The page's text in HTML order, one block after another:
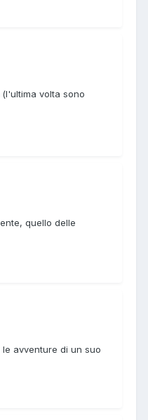
volta sono
quello delle
avventure di un suo